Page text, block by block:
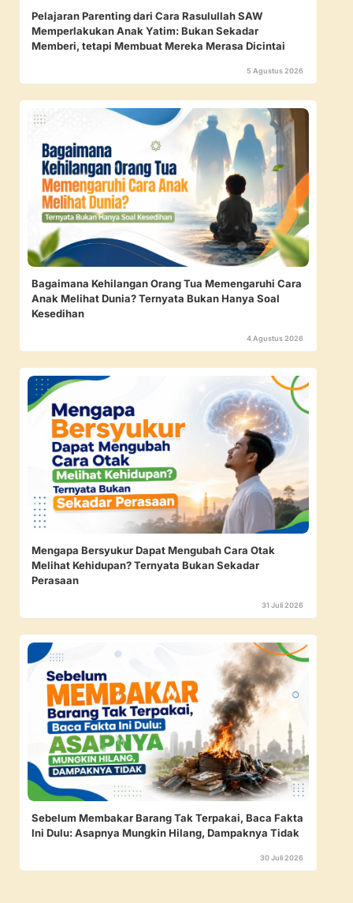
Pelajaran Parenting dari Cara Rasulullah SAW
Memperlakukan Anak Yatim: Bukan Sekadar
Memberi, tetapi Membuat Mereka Merasa Dicintai
5 Agustus 2026
Bagaimana Kehilangan Orang Tua Memengaruhi Cara
Anak Melihat Dunia? Ternyata Bukan Hanya Soal
Kesedihan
4 Agustus 2026
Mengapa Bersyukur Dapat Mengubah Cara Otak
Melihat Kehidupan? Ternyata Bukan Sekadar
Perasaan
31 Juli 2026
Sebelum Membakar Barang Tak Terpakai, Baca Fakta
Ini Dulu: Asapnya Mungkin Hilang, Dampaknya Tidak
30 Juli 2026